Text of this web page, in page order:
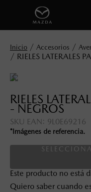
Accesorios
RIELES LATERALES
RIELES
- NEGROS
SKU EAN : 9L0E69216
*Imágenes de referencia.
Este producto no está
Quiero saber cuando